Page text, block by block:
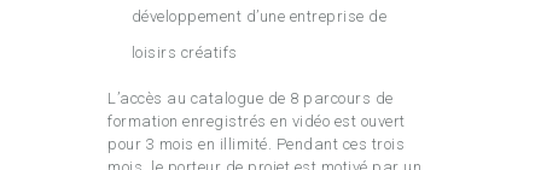
développement d’une entreprise de
loisirs créatifs
L’accès au catalogue de 8 parcours de
formation enregistrés en vidéo est ouvert
pour 3 mois en illimité. Pendant ces trois